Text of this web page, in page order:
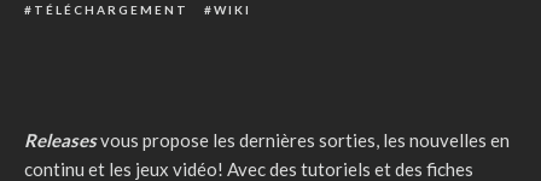
TÉLÉCHARGEMENT
WIKI
Releasesvous propose les dernières sorties, les nouvelles en
continu et les jeux vidéo! Avec des tutoriels et des fiches